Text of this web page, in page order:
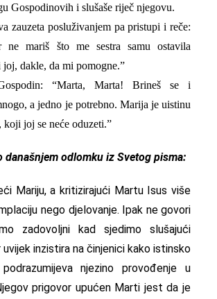
Gospodinovih i slušaše riječ njegovu.
zauzeta posluživanjem pa pristupi i reče:
ne mariš što me sestra samu ostavila
dakle, da mi pomogne.”
“Marta, Marta! Brineš se i
a jedno je potrebno. Marija je uistinu
joj se neće oduzeti.”
današnjem odlomku iz Svetog pisma:
Mariju, a kritizirajući Martu Isus više
nego djelovanje. Ipak ne govori
zadovoljni kad sjedimo slušajući
inzistira na činjenici kako istinsko
njezino provođenje u
prigovor upućen Marti jest da je